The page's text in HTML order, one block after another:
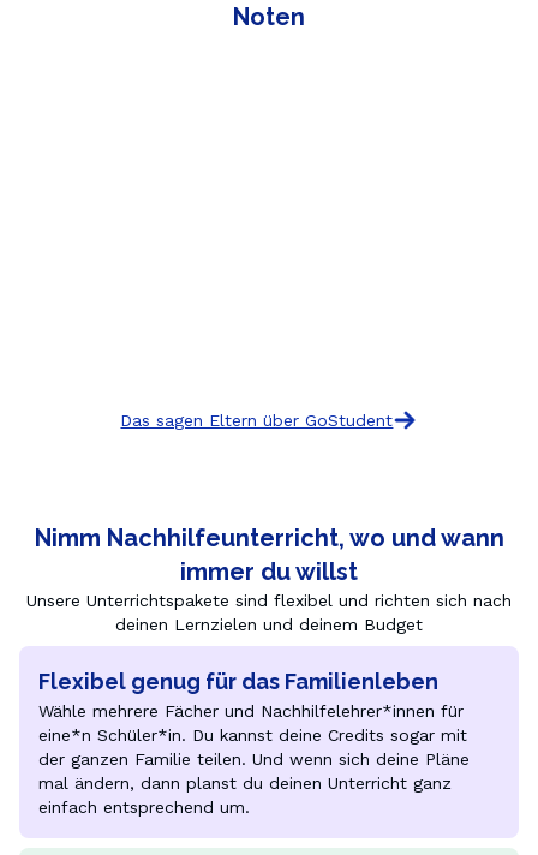
Noten
Das sagen Eltern über GoStudent
Nimm Nachhilfeunterricht, wo und wann
immer du willst
Unsere Unterrichtspakete sind flexibel und richten sich nach
deinen Lernzielen und deinem Budget
Flexibel genug für das Familienleben
Wähle mehrere Fächer und Nachhilfelehrer*innen für
eine*n Schüler*in. Du kannst deine Credits sogar mit
der ganzen Familie teilen. Und wenn sich deine Pläne
mal ändern, dann planst du deinen Unterricht ganz
einfach entsprechend um.